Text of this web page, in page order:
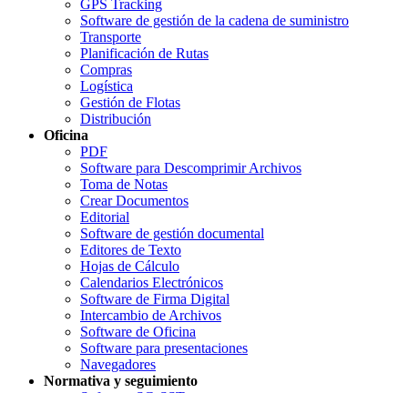
GPS Tracking
Software de gestión de la cadena de suministro
Transporte
Planificación de Rutas
Compras
Logística
Gestión de Flotas
Distribución
Oficina
PDF
Software para Descomprimir Archivos
Toma de Notas
Crear Documentos
Editorial
Software de gestión documental
Editores de Texto
Hojas de Cálculo
Calendarios Electrónicos
Software de Firma Digital
Intercambio de Archivos
Software de Oficina
Software para presentaciones
Navegadores
Normativa y seguimiento